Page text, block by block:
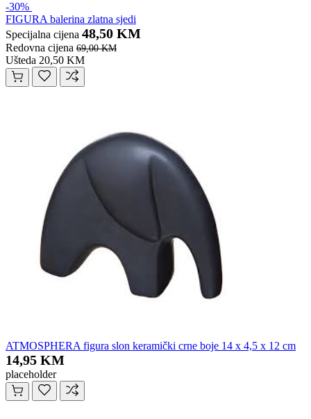
-30%
FIGURA balerina zlatna sjedi
Specijalna cijena 48,50 KM
Redovna cijena 69,00 KM
Ušteda 20,50 KM
ATMOSPHERA figura slon keramički crne boje 14 x 4,5 x 12 cm
14,95 KM
placeholder